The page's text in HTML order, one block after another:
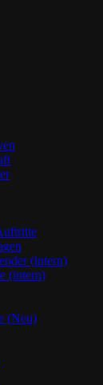
(intern)
(intern)
(Neu)